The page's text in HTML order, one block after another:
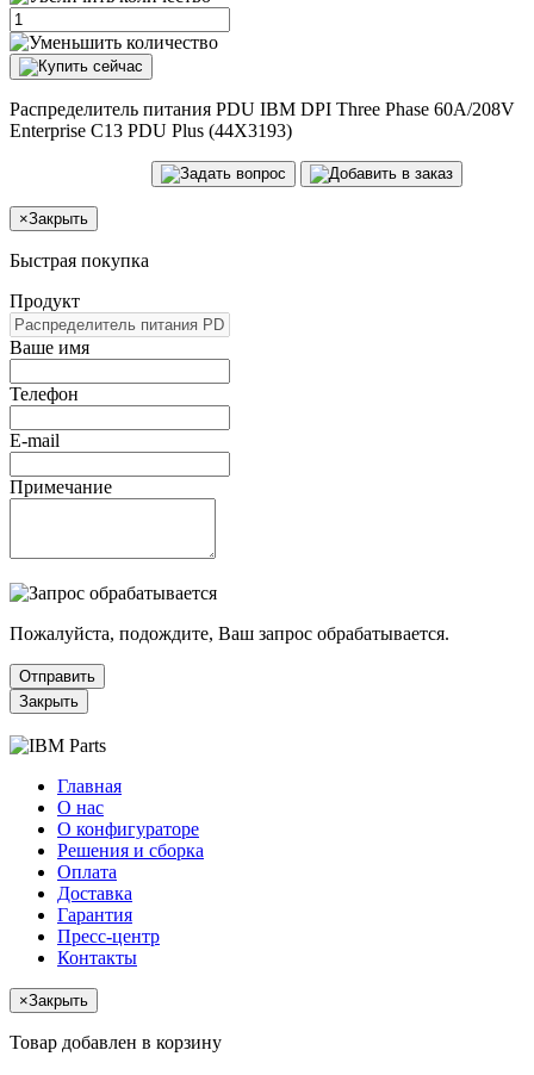
Распределитель питания PDU IBM DPI Three Phase 60A/208V
Enterprise C13 PDU Plus (44X3193)
×Закрыть
Быстрая покупка
Продукт
Ваше имя
Телефон
E-mail
Примечание
Пожалуйста, подождите, Ваш запрос обрабатывается.
Отправить
Закрыть
Главная
О нас
О конфигураторе
Решения и сборка
Оплата
Доставка
Гарантия
Пресс-центр
Контакты
×Закрыть
Товар добавлен в корзину